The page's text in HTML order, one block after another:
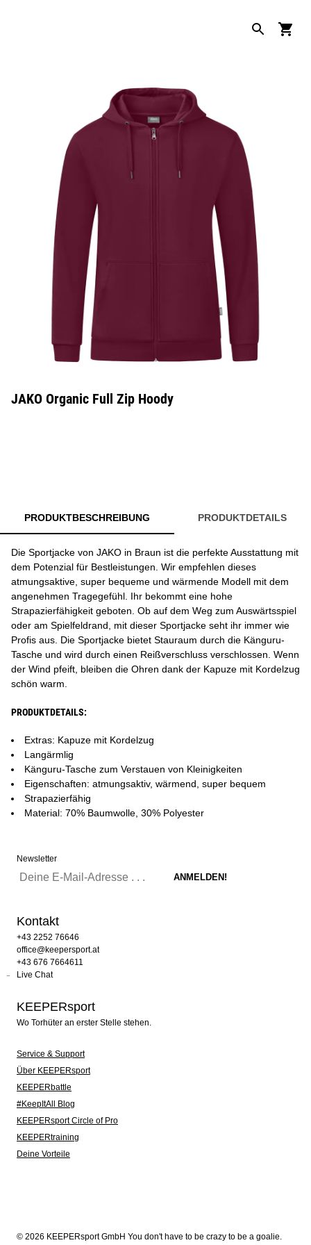
JAKO Organic Full Zip Hoody
PRODUKTBESCHREIBUNG PRODUKTDETAILS
Die Sportjacke von JAKO in Braun ist die perfekte Ausstattung mit
dem Potenzial für Bestleistungen. Wir empfehlen dieses
atmungsaktive, super bequeme und wärmende Modell mit dem
angenehmen Tragegefühl. Ihr bekommt eine hohe
Strapazierfähigkeit geboten. Ob auf dem Weg zum Auswärtsspiel
oder am Spielfeldrand, mit dieser Sportjacke seht ihr immer wie
Profis aus. Die Sportjacke bietet Stauraum durch die Känguru-
Tasche und wird durch einen Reißverschluss verschlossen. Wenn
der Wind pfeift, bleiben die Ohren dank der Kapuze mit Kordelzug
schön warm.
PRODUKTDETAILS:
Extras: Kapuze mit Kordelzug
Langärmlig
Känguru-Tasche zum Verstauen von Kleinigkeiten
Eigenschaften: atmungsaktiv, wärmend, super bequem
Strapazierfähig
Material: 70% Baumwolle, 30% Polyester
Newsletter
Kontakt
+43 2252 76646
office@keepersport.at
+43 676 7664611
Live Chat
KEEPERsport
Wo Torhüter an erster Stelle stehen.
Service & Support
Über KEEPERsport
KEEPERbattle
#KeepItAll Blog
KEEPERsport Circle of Pro
KEEPERtraining
Deine Vorteile
© 2026 KEEPERsport GmbH You don't have to be crazy to be a goalie.